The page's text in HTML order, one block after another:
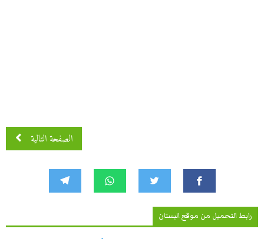
الصفحة التالية
رابط التحميل من موقع البستان